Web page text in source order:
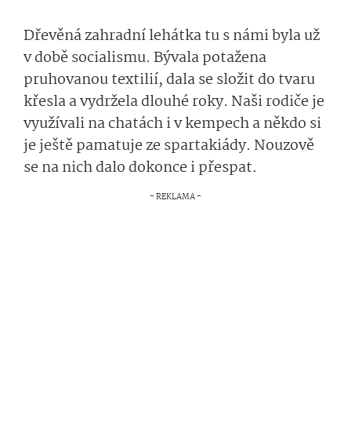
Dřevěná zahradní lehátka tu s námi byla už
v době socialismu. Bývala potažena
pruhovanou textilií, dala se složit do tvaru
křesla a vydržela dlouhé roky. Naši rodiče je
využívali na chatách i v kempech a někdo si
je ještě pamatuje ze spartakiády. Nouzově
se na nich dalo dokonce i přespat.